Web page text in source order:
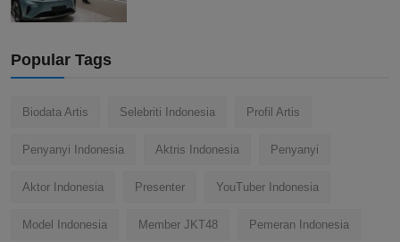
Popular Tags
Biodata Artis Selebriti Indonesia Profil Artis
Penyanyi Indonesia Aktris Indonesia Penyanyi
Aktor Indonesia Presenter YouTuber Indonesia
Model Indonesia Member JKT48 Pemeran Indonesia